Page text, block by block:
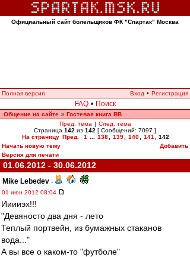
Официальный сайт болельщиков ФК "Спартак" Москва
Полная версия Вход • Регистрация
FAQ • Поиск
Общение на сайте » Гостевая книга ВВ
Пред. тема | След. тема
Страница 142 из 142 [ Сообщений: 7097 ]
На страницу Пред. 1 138 139 140 141
142
Начать новую тему
Добавить
Версия для печати
01.06.2012 - 30.06.2012
Mike Lebedev -
01 июн 2012 08:04
Ииииэх!!!
"Девяносто два дня - лето
Теплый портвейн, из бумажных стаканов
вода..."
А вы все о каком-то "футболе"